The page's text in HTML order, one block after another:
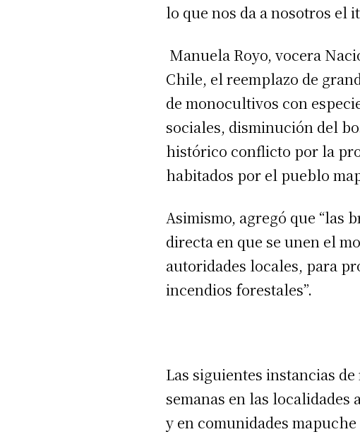
lo que nos da a nosotros el
Manuela Royo, vocera
Chile, el reemplazo de
de monocultivos con
sociales, disminución del
histórico conflicto por la
habitados por el pueblo
Asimismo, agregó que “las
directa en que se unen el
autoridades locales, para
incendios forestales”.
Las siguientes instancias
semanas en las localidades
y en comunidades